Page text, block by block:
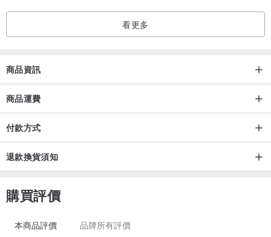
看更多
商品資訊
商品運費
付款方式
退款換貨須知
購買評價
本商品評價 品牌所有評價